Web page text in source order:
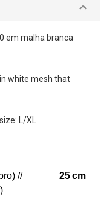
em malha branca
white mesh that
L/XL
//
25cm